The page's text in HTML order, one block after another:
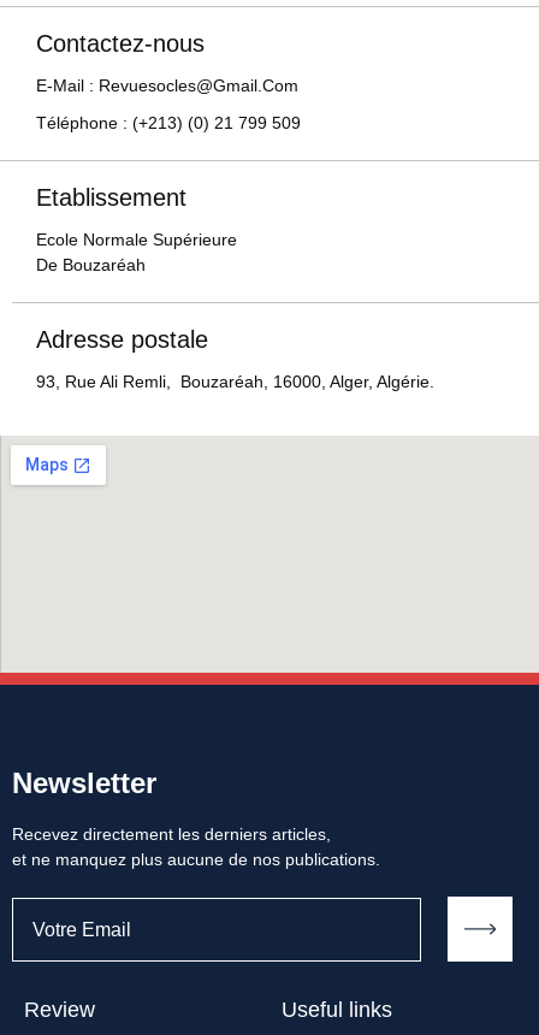
Contactez-nous
E-Mail : Revuesocles@gmail.com
Téléphone : (+213) (0) 21 799 509
Etablissement
Ecole Normale Supérieure
De Bouzaréah
Adresse postale
93, Rue Ali Remli, Bouzaréah, 16000, Alger, Algérie.
Newsletter
Recevez directement les derniers articles,
et ne manquez plus aucune de nos publications.
Review Useful links